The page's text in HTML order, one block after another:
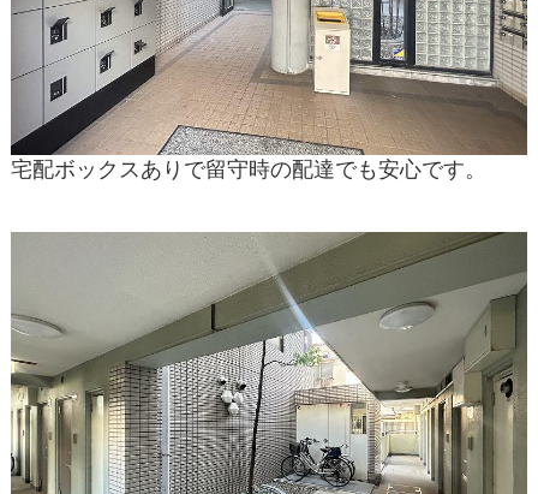
宅配ボックスありで留守時の配達でも安心です。